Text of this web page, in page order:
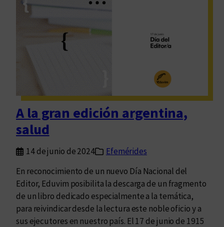
r
o
n
r
a
i
n
d
e
A la gran edición argentina,
salud
14 de junio de 2024
Efemérides
En reconocimiento de un nuevo Día Nacional del
Editor, Eduvim posibilita la descarga de un fragmento
de un libro dedicado especialmente a la temática,
para reivindicar desde la lectura este noble oficio y a
sus ejecutores en nuestro país. El 17 de junio de 1915